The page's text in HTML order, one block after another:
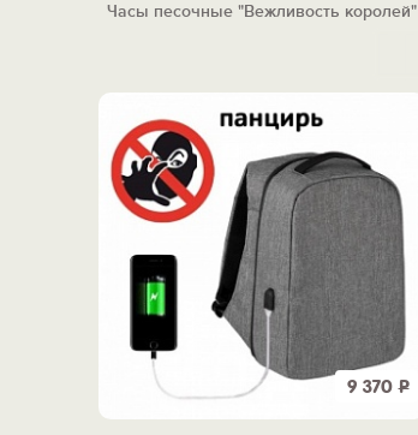
Часы песочные "Вежливость королей"
9 370Р